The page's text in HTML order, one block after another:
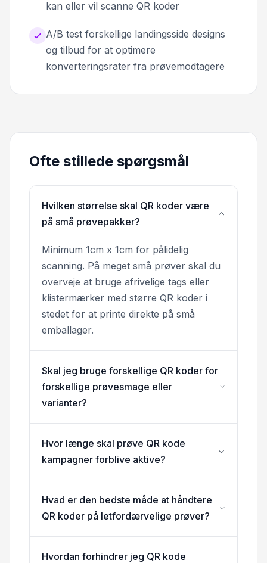
kan eller vil scanne QR koder
A/B test forskellige landingsside designs
og tilbud for at optimere
konverteringsrater fra prøvemodtagere
Ofte stillede spørgsmål
Hvilken størrelse skal QR koder være
på små prøvepakker?
Minimum 1cm x 1cm for pålidelig
scanning. På meget små prøver skal du
overveje at bruge afrivelige tags eller
klistermærker med større QR koder i
stedet for at printe direkte på små
emballager.
Skal jeg bruge forskellige QR koder for
forskellige prøvesmage eller
varianter?
Hvor længe skal prøve QR kode
kampagner forblive aktive?
Hvad er den bedste måde at håndtere
QR koder på letfordærvelige prøver?
Hvordan forhindrer jeg QR kode